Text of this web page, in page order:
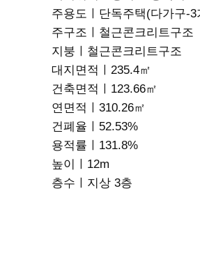
주용도ㅣ단독주택(다가구-3
주구조ㅣ철근콘크리트구조
지붕ㅣ철근콘크리트구조
대지면적ㅣ235.4㎡
건축면적ㅣ123.66㎡
연면적ㅣ310.26㎡
건폐율ㅣ52.53%
용적률ㅣ131.8%
높이ㅣ12m
층수ㅣ지상 3층